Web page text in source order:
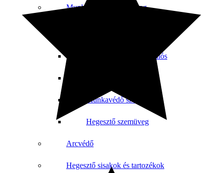
Munkavédelmi szemüveg
Védőszemüveg fém hálós
Munkavédő szemüveg
Hegesztő szemüveg
Arcvédő
Hegesztő sisakok és tartozékok